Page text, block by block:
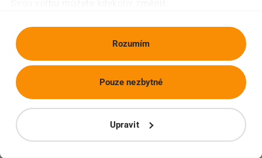
Rozumím
Upravit
Pouze nezbytné